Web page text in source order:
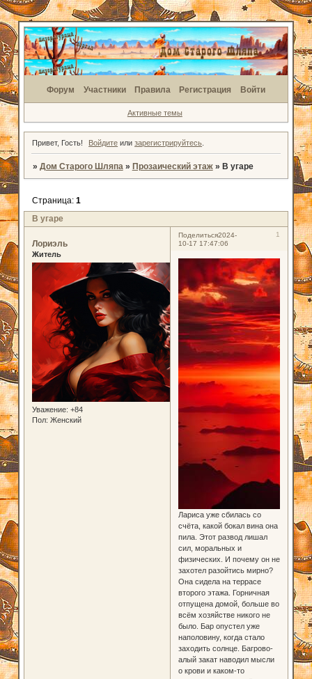
Форум Участники Правила Регистрация Войти
Активные темы
Привет, Гость! Войдите илизарегистрируйтесь
» Дом Старого Шляпа » Прозаический этаж » В угаре
В угаре
Страница: 1
Поделиться 1
2024-
10-17 17:47:06
Лориэль
Житель
Уважение: +84
Пол: Женский
Лариса уже сбилась со
счёта, какой бокал вина она
пила. Этот развод лишал
сил, моральных и
физических. И почему он не
захотел разойтись мирно?
Она сидела на террасе
второго этажа. Горничная
отпущена домой, больше во
всём хозяйстве никого не
было. Бар опустел уже
наполовину, когда стало
заходить солнце. Багрово-
алый закат наводил мысли
о крови и каком-то